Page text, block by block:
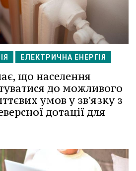
ЕЛЕКТРИЧНА ЕНЕРГІЯ
що населення
до можливого
умов у зв'язку з
дотації для